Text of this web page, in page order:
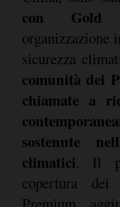
con Gold
organizzazione
sicurezza
comunità dei
chiamate a
sostenute
climatici. Il
copertura